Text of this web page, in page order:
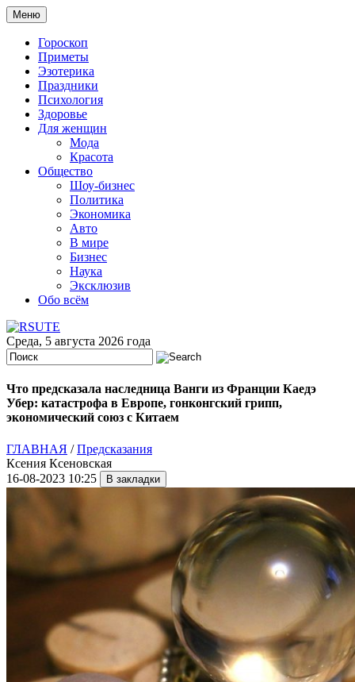
Меню
Гороскоп
Приметы
Эзотерика
Праздники
Психология
Здоровье
Для женщин
Мода
Красота
Общество
Шоу-бизнес
Политика
Экономика
Авто
В мире
Бизнес
Наука
Эксклюзив
Обо всём
Среда, 5 августа 2026 года
Что предсказала наследница Ванги из Франции Каедэ
Убер: катастрофа в Европе, гонконгский грипп,
экономический союз с Китаем
ГЛАВНАЯ /Предсказания
Ксения Ксеновская
16-08-2023 10:25